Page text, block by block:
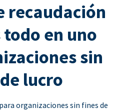
recaudación
en uno
sin
lucro
organizaciones sin fines de